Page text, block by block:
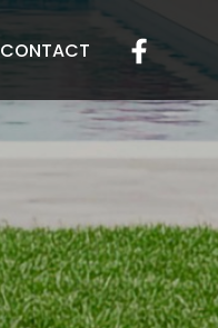
CONTACT